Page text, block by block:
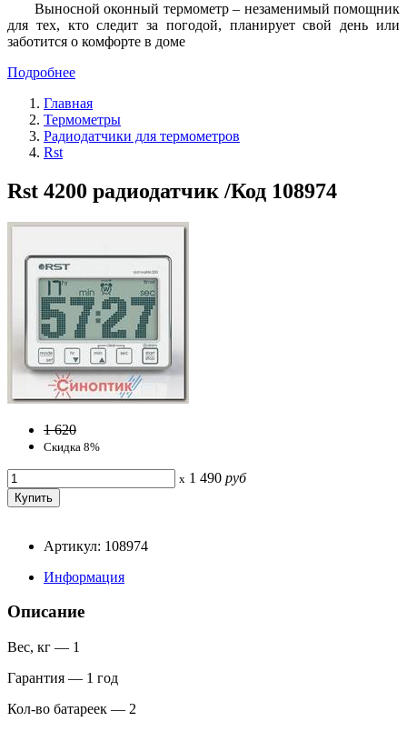
Выносной оконный термометр – незаменимый помощник
для тех, кто следит за погодой, планирует свой день или
заботится о комфорте в доме
Подробнее
Главная
Термометры
Радиодатчики для термометров
Rst
Rst 4200 радиодатчик /Код 108974
1 620
Скидка 8%
x 1 490 руб
Артикул: 108974
Информация
Описание
Вес, кг — 1
Гарантия — 1 год
Кол-во батареек — 2